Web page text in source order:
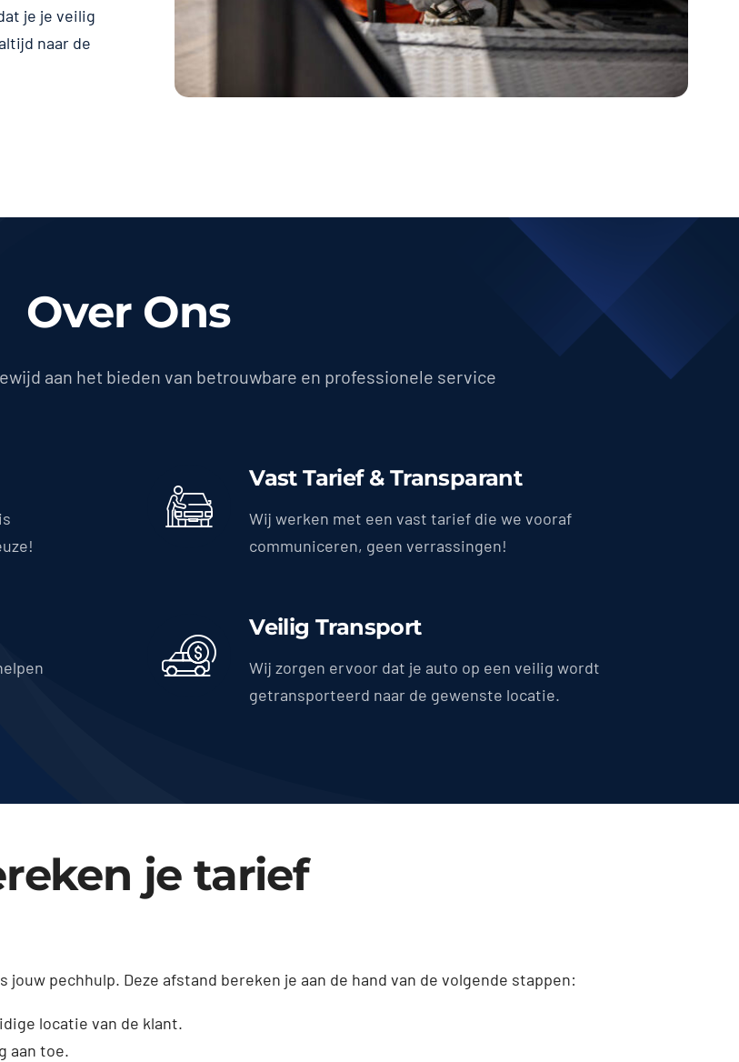
je je veilig
naar de
Over Ons
aan het bieden van betrouwbare en professionele service
Vast Tarief & Transparant
Wij werken met een vast tarief die we vooraf
communiceren, geen verrassingen!
Veilig Transport
Wij zorgen ervoor dat je auto op een veilig wordt
getransporteerd naar de gewenste locatie.
je tarief
pechhulp. Deze afstand bereken je aan de hand van de volgende stappen:
locatie van de klant.
aan toe.